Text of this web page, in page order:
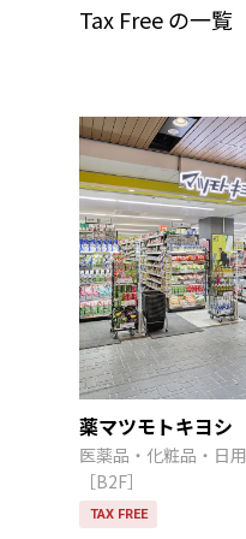
Tax Free の一覧
薬マツモトキヨシ
医薬品・化粧品・日
［B2F］
TAX FREE